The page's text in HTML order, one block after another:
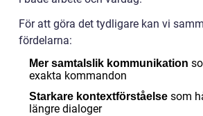
För att göra det tydligare kan vi
fördelarna:
Mer samtalslik kommunikation
exakta kommandon
Starkare kontextförståelse som
längre dialoger